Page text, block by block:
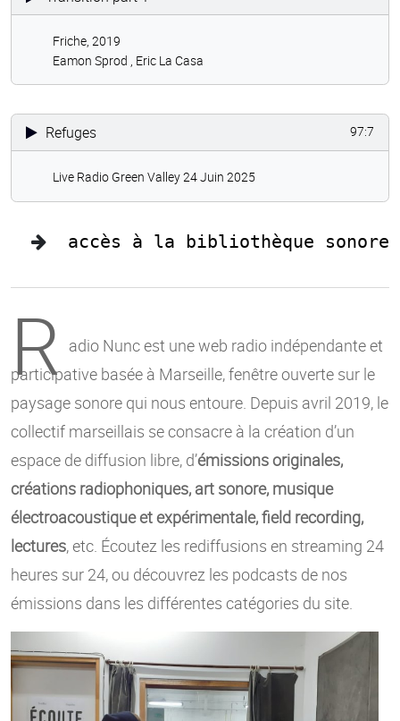
Friche, 2019
Eamon Sprod , Eric La Casa
Refuges 97:7
Live Radio Green Valley 24 Juin 2025
accès à la bibliothèque sonore
R adio Nunc est une web radio indépendante et
participative basée à Marseille, fenêtre ouverte sur le
paysage sonore qui nous entoure. Depuis avril 2019, le
collectif marseillais se consacre à la création d’un
espace de diffusion libre, d’émissions originales,
créations radiophoniques, art sonore, musique
électroacoustique et expérimentale, field recording,
lectures, etc. Écoutez les rediffusions en streaming 24
heures sur 24, ou découvrez les podcasts de nos
émissions dans les différentes catégories du site.